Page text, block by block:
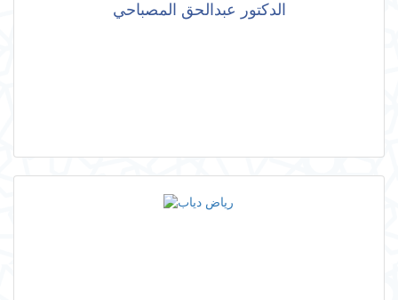
الدكتور عبدالحق المصباحي